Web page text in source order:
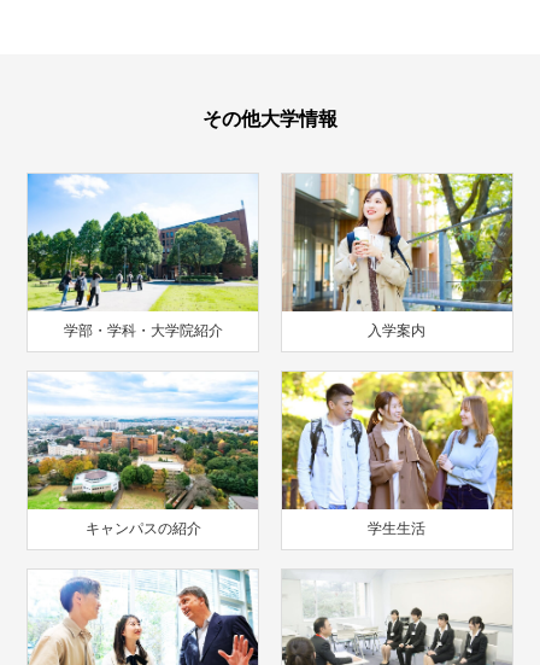
その他大学情報
学部・学科・大学院紹介 入学案内
キャンパスの紹介 学生生活